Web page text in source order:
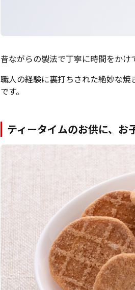
昔ながらの製法で丁寧に時間をかけ
職人の経験に裏打ちされた絶妙な焼
です。
ティータイムのお供に、お